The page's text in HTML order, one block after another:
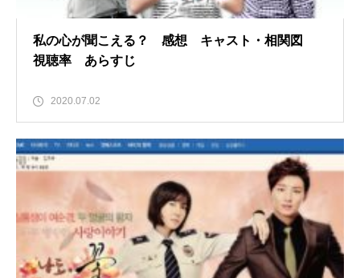
私の心が聞こえる？ 感想 キャスト・相関図
視聴率 あらすじ
2020.07.02